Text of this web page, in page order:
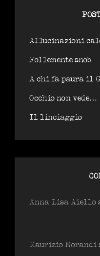
Allucinazioni
Follemente snob
A chi fa paura il
Occhio non vede…
Il linciaggio
Anna Lisa Aiello
Maurizio Morandi